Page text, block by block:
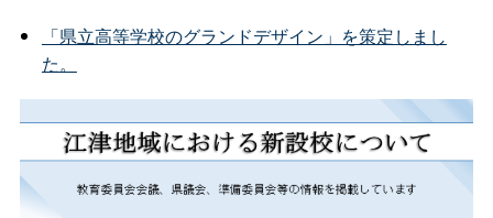
「県立高等学校のグランドデザイン」を策定しまし
た。